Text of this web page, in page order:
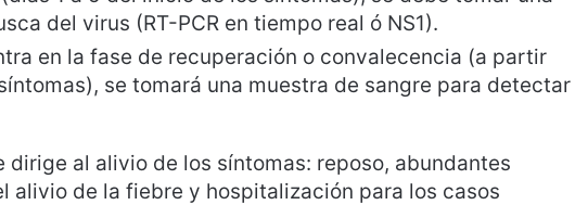
del virus (RT-PCR en tiempo real ó NS1).
en la fase de recuperación o convalecencia (a partir
se tomará una muestra de sangre para detectar
dirige al alivio de los síntomas: reposo, abundantes
alivio de la fiebre y hospitalización para los casos